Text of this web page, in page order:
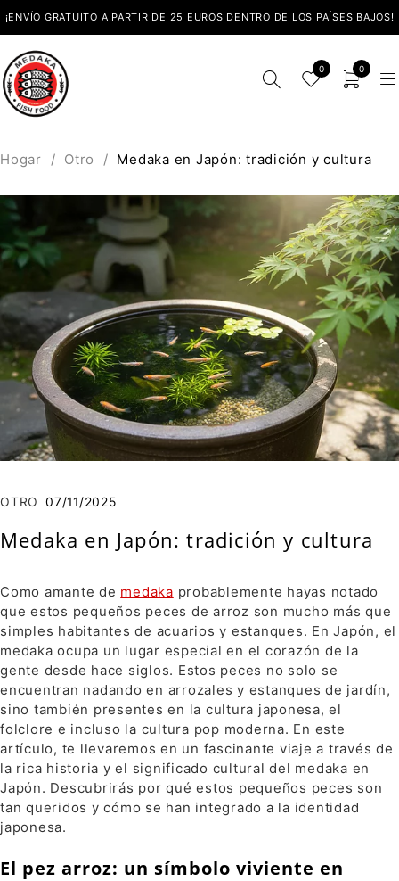
¡ENVÍO GRATUITO A PARTIR DE 25 EUROS DENTRO DE LOS PAÍSES BAJOS!
0 0
Hogar / Otro / Medaka en Japón: tradición y cultura
OTRO 07/11/2025
Medaka en Japón: tradición y cultura
Como amante de medaka probablemente hayas notado
que estos pequeños peces de arroz son mucho más que
simples habitantes de acuarios y estanques. En Japón, el
medaka ocupa un lugar especial en el corazón de la
gente desde hace siglos. Estos peces no solo se
encuentran nadando en arrozales y estanques de jardín,
sino también presentes en la cultura japonesa, el
folclore e incluso la cultura pop moderna. En este
artículo, te llevaremos en un fascinante viaje a través de
la rica historia y el significado cultural del medaka en
Japón. Descubrirás por qué estos pequeños peces son
tan queridos y cómo se han integrado a la identidad
japonesa.
El pez arroz: un símbolo viviente en